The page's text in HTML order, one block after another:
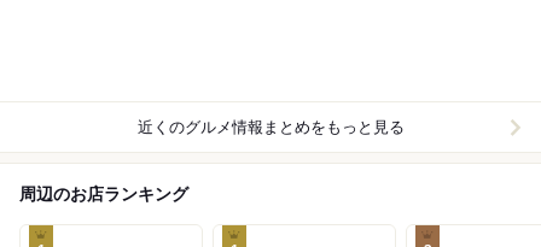
近くのグルメ情報まとめをもっと見る
周辺のお店ランキング